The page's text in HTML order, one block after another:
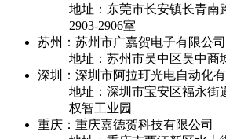
地址：东莞市长安镇长青南
2903-2906室
苏州：苏州市广嘉贺电子有限公司
地址：苏州市吴中区吴中商
深圳：深圳市阿拉玎光电自动化
地址：深圳市宝安区福永街
权智工业园
重庆：重庆嘉德贺科技有限公司